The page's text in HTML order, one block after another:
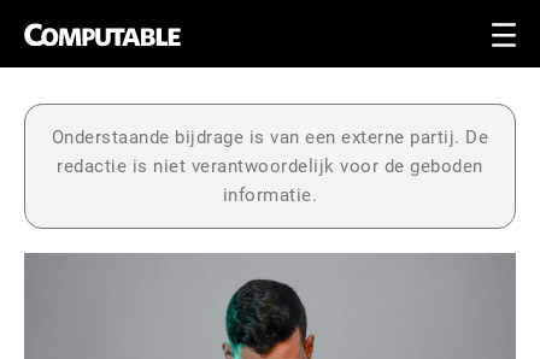
Onderstaande bijdrage is van een externe partij. De
redactie is niet verantwoordelijk voor de geboden
informatie.